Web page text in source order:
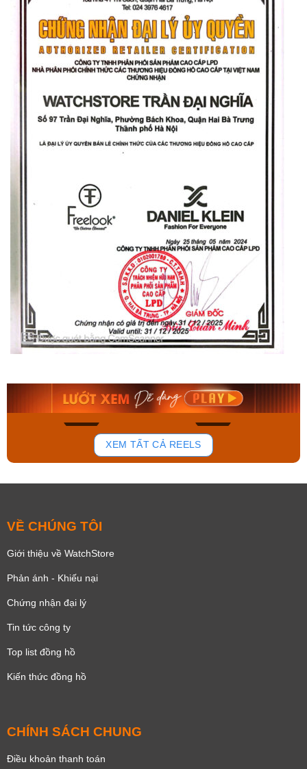
181
Orient Nam RA-
Mua ngay
Casio Nam MTS-
Mua ngay
XEM TẤT CẢ REELS
VỀ CHÚNG TÔI
Giới thiệu về WatchStore
Phản ánh - Khiếu nại
Chứng nhận đại lý
Tin tức công ty
Top list đồng hồ
Kiến thức đồng hồ
CHÍNH SÁCH CHUNG
Điều khoản thanh toán